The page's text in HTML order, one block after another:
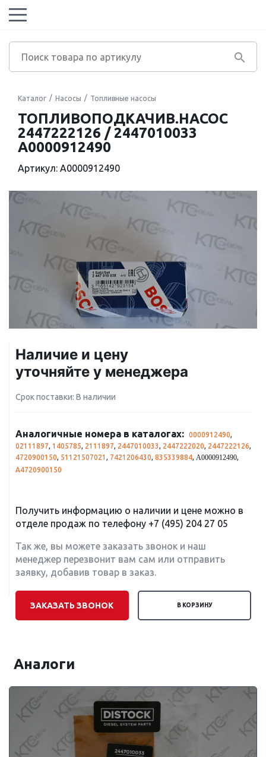
Каталог Насосы Топливные насосы
ТОПЛИВОПОДКАЧИВ.НАСОС
2447222126 / 2447010033
A0000912490
Артикул: A0000912490
Наличие и цену
уточняйте у менеджера
Срок поставки: В наличии
Аналогичные номера в каталогах: 0000912490,
02111897, 1405785, 2111897, 2447010033, 2447222020, 2447222126,
4720900150, 51121507021 , 7421206430, 835339884, A0000912490,
A4720900150
Получить информацию о наличии и цене можно в
отделе продаж по телефону +7 (495) 204 27 05
Так же, вы можете заказать звонок и наш
менеджер перезвонит вам сам или отправить
заявку, добавив товар в заказ.
ЗАКАЗАТЬ ЗВОНОК В КОРЗИНУ
Аналоги